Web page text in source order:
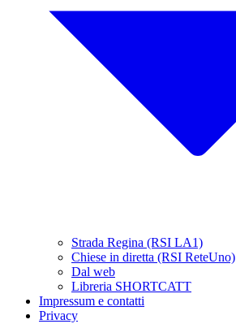
Strada Regina (RSI LA1)
Chiese in diretta (RSI ReteUno)
Dal web
Libreria SHORTCATT
Impressum e contatti
Privacy